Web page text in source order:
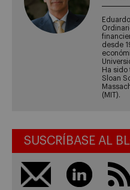
desde
Ha sido
Sloan
(MIT).
SUSCRÍBASE AL